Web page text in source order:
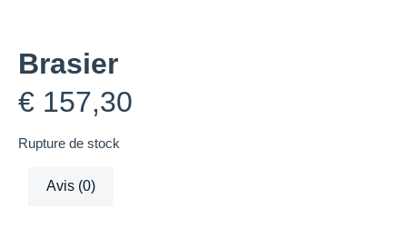
Brasier
€ 157,30
Rupture de stock
Avis (0)